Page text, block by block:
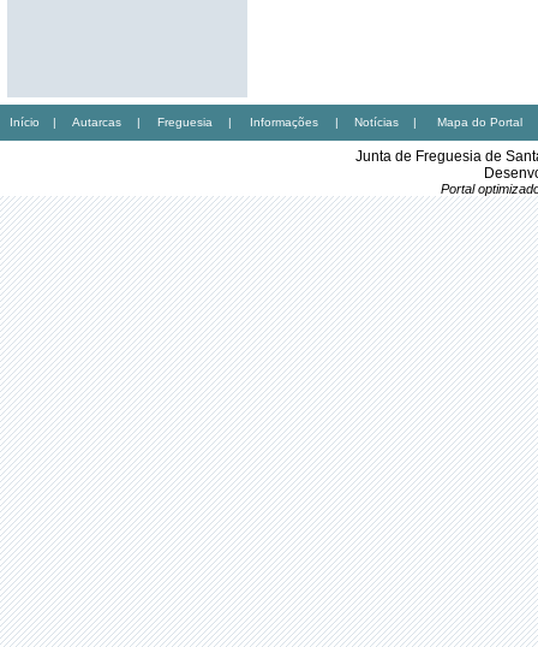
Início | Autarcas | Freguesia | Informações | Notícias | Mapa do Portal
Junta de Freguesia de
Portal